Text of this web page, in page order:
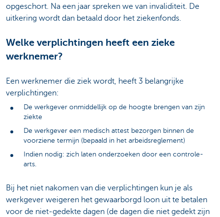
opgeschort. Na een jaar spreken we van invaliditeit. De
uitkering wordt dan betaald door het ziekenfonds.
Welke verplichtingen heeft een zieke
werknemer?
Een werknemer die ziek wordt, heeft 3 belangrijke
verplichtingen:
De werkgever onmiddellijk op de hoogte brengen van zijn
ziekte
De werkgever een medisch attest bezorgen binnen de
voorziene termijn (bepaald in het arbeidsreglement)
Indien nodig: zich laten onderzoeken door een controle-
arts.
Bij het niet nakomen van die verplichtingen kun je als
werkgever weigeren het gewaarborgd loon uit te betalen
voor de niet-gedekte dagen (de dagen die niet gedekt zijn